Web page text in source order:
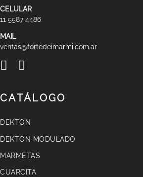
CELULAR
11 5587 4486
MAIL
ventas@fortedeimarmi.com.ar
CATÁLOGO
DEKTON
DEKTON MODULADO
MARMETAS
CUARCITA